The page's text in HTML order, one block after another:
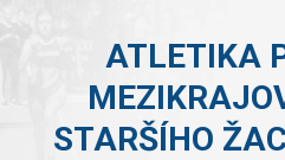
ATLETIKA
STARŠÍHO